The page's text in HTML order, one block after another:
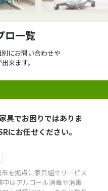
ロ一覧
にお問い合わせや
来ます。
具でお困りではありま
にお任せください。
を拠点に家具組立サービス
はアルコール消毒や消毒